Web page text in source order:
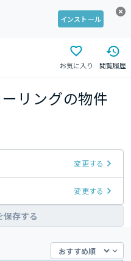
インストール
お気に入り 閲覧履歴
リングの物件
変更する
変更する
保存する